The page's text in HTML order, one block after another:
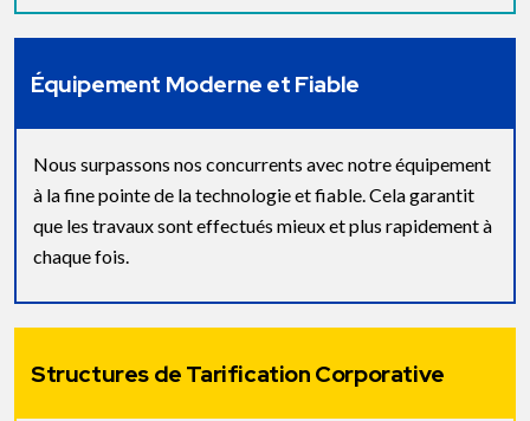
Équipement Moderne et Fiable
Nous surpassons nos concurrents avec notre équipement
à la fine pointe de la technologie et fiable. Cela garantit
que les travaux sont effectués mieux et plus rapidement à
chaque fois.
Structures de Tarification Corporative